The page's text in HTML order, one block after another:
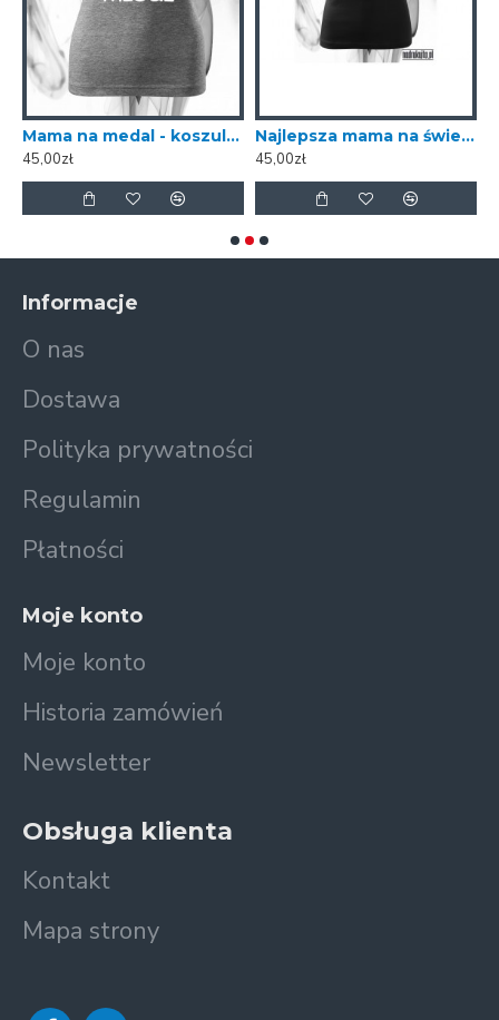
Mama na medal - koszulka z nadrukiem
45,00zł
Najlepsza mama na świecie - koszulka z nadrukiem
45,00zł
Informacje
O nas
Dostawa
Polityka prywatności
Regulamin
Płatności
Moje konto
Moje konto
Historia zamówień
Newsletter
Obsługa klienta
Kontakt
Mapa strony